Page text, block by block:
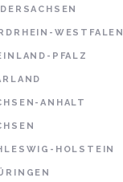
WESTFALEN
PFALZ
ANHALT
HOLSTEIN